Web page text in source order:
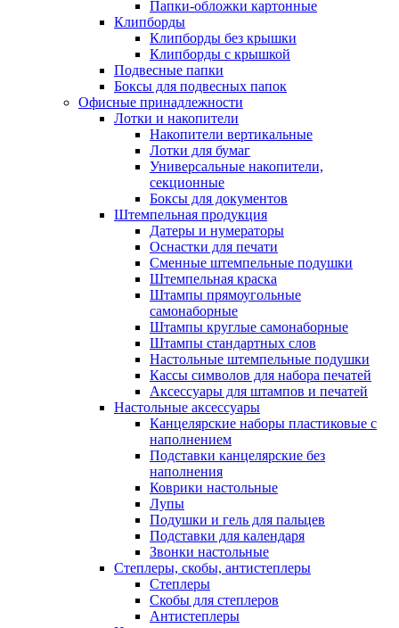
Папки-обложки картонные
Клипборды
Клипборды без крышки
Клипборды с крышкой
Подвесные папки
Боксы для подвесных папок
Офисные принадлежности
Лотки и накопители
Накопители вертикальные
Лотки для бумаг
Универсальные накопители,
секционные
Боксы для документов
Штемпельная продукция
Датеры и нумераторы
Оснастки для печати
Сменные штемпельные подушки
Штемпельная краска
Штампы прямоугольные
самонаборные
Штампы круглые самонаборные
Штампы стандартных слов
Настольные штемпельные подушки
Кассы символов для набора печатей
Аксессуары для штампов и печатей
Настольные аксессуары
Канцелярские наборы пластиковые с
наполнением
Подставки канцелярские без
наполнения
Коврики настольные
Лупы
Подушки и гель для пальцев
Подставки для календаря
Звонки настольные
Степлеры, скобы, антистеплеры
Степлеры
Скобы для степлеров
Антистеплеры